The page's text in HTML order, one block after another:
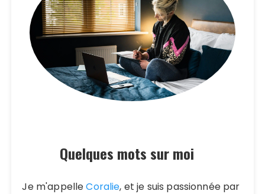
Quelques mots sur moi
Je m'appelleCoralie, et je suis passionnée par